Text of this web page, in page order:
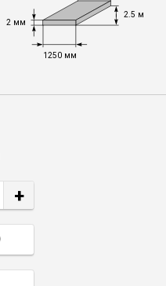
2 мм
2.5 м
1250 мм
+